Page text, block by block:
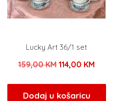
Lucky Art 36/1 set
159,00KM Izvorna
bila
114,00 KMTrenutna
Dodaj u košaricu